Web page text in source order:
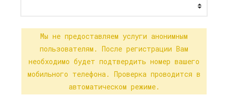
Мы не предоставляем услуги анонимным
пользователям. После регистрации Вам
необходимо будет подтвердить номер вашего
мобильного телефона. Проверка проводится в
автоматическом режиме.